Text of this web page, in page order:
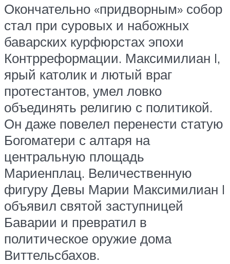
Окончательно «придворным» собор
стал при суровых и набожных
баварских курфюрстах эпохи
Контрреформации. Максимилиан I,
ярый католик и лютый враг
протестантов, умел ловко
объединять религию с политикой.
Он даже повелел перенести статую
Богоматери с алтаря на
центральную площадь
Мариенплац. Величественную
фигуру Девы Марии Максимилиан I
объявил святой заступницей
Баварии и превратил в
политическое оружие дома
Виттельсбахов.